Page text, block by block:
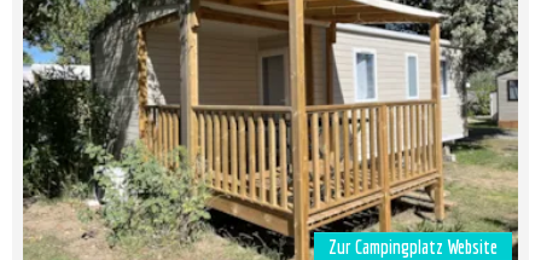
Zur Campingplatz Website